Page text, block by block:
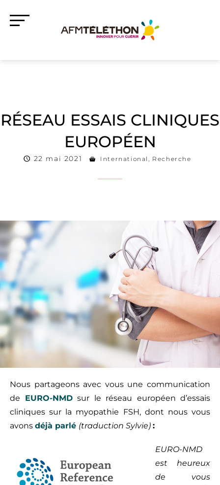
RÉSEAU ESSAIS CLINIQUES
EUROPÉEN
22 mai 2021 International , Recherche
Nous partageons avec vous une communication
de EURO-NMDsur le réseau européen d’essais
cliniques sur la myopathie FSH, dont nous vous
avons déjà parlé (traduction Sylvie) :
EURO-NMD
est heureux
de vous